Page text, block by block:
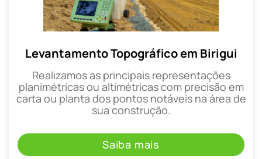
Levantamento Topográfico em Birigui
Realizamos as principais representações
planimétricas ou altimétricas com precisão em
carta ou planta dos pontos notáveis na área de
sua construção.
Saiba mais